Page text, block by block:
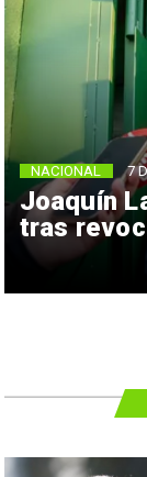
Joaquín
tras
NACIONAL 7